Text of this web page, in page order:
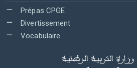
Prépas CPGE
Divertissement
Vocabulaire